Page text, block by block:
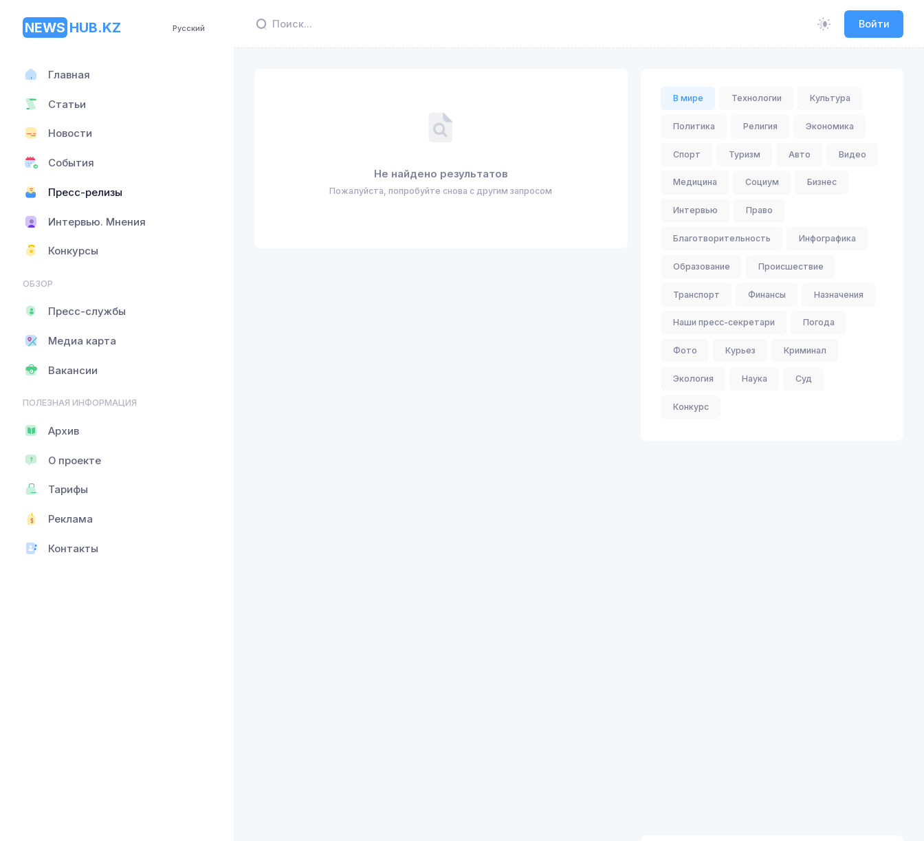
Войти
NEWS HUB.KZ Русский
Главная
Статьи
Новости
События
Пресс-релизы
Интервью. Мнения
Конкурсы
ОБЗОР
Пресс-службы
Медиа карта
Вакансии
ПОЛЕЗНАЯ ИНФОРМАЦИЯ
Архив
О проекте
Тарифы
Реклама
Контакты
Не найдено результатов
Пожалуйста, попробуйте снова с другим запросом
В мире Технологии Культура
Политика Религия Экономика
Спорт Туризм Авто Видео
Медицина Социум Бизнес
Интервью Право
Благотворительность Инфографика
Образование Происшествие
Транспорт Финансы Назначения
Наши пресс-секретари Погода
Фото Курьез Криминал
Экология Наука Суд
Конкурс